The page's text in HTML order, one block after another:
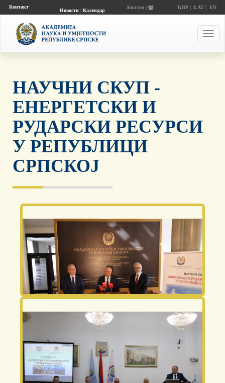
Контакт
Новости| Календар
Билтен | ЋИР| LAT| EN
НАУЧНИ СКУП -
ЕНЕРГЕТСКИ И
РУДАРСКИ РЕСУРСИ
У РЕПУБЛИЦИ
СРПСКОЈ